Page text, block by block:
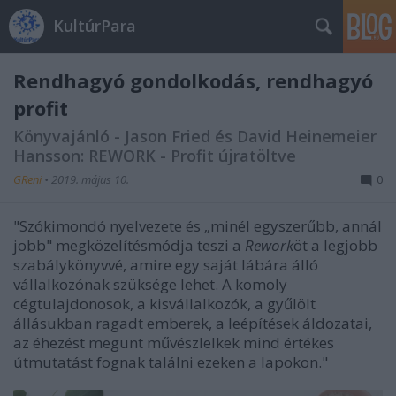
KultúrPara
Rendhagyó gondolkodás, rendhagyó
profit
Könyvajánló - Jason Fried és David Heinemeier
Hansson: REWORK - Profit újratöltve
GReni • 2019. május 10. 0
"Szókimondó nyelvezete és „minél egyszerűbb, annál
jobb" megközelítésmódja teszi a Reworköt a legjobb
szabálykönyvvé, amire egy saját lábára álló
vállalkozónak szüksége lehet. A komoly
cégtulajdonosok, a kisvállalkozók, a gyűlölt
állásukban ragadt emberek, a leépítések áldozatai,
az éhezést megunt művészlelkek mind értékes
útmutatást fognak találni ezeken a lapokon."